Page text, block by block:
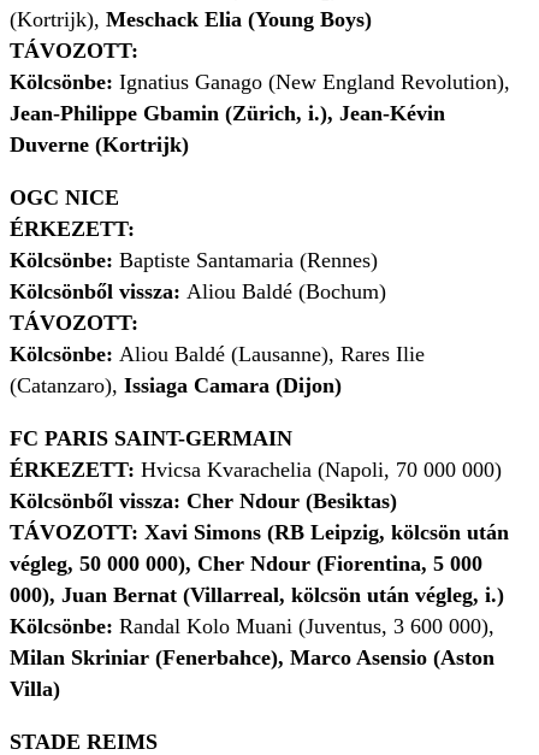
(Kortrijk), Meschack Elia (Young Boys)
TÁVOZOTT:
Kölcsönbe: Ignatius Ganago (New England Revolution),
Jean-Philippe Gbamin (Zürich, i.), Jean-Kévin
Duverne (Kortrijk)
OGC NICE
ÉRKEZETT:
Kölcsönbe: Baptiste Santamaria (Rennes)
Kölcsönből vissza: Aliou Baldé (Bochum)
TÁVOZOTT:
Kölcsönbe: Aliou Baldé (Lausanne), Rares Ilie
(Catanzaro), Issiaga Camara (Dijon)
FC PARIS SAINT-GERMAIN
ÉRKEZETT: Hvicsa Kvarachelia (Napoli, 70 000 000)
Kölcsönből vissza: Cher Ndour (Besiktas)
TÁVOZOTT: Xavi Simons (RB Leipzig, kölcsön után
végleg, 50 000 000), Cher Ndour (Fiorentina, 5 000
000), Juan Bernat (Villarreal, kölcsön után végleg, i.)
Kölcsönbe: Randal Kolo Muani (Juventus, 3 600 000),
Milan Skriniar (Fenerbahce), Marco Asensio (Aston
Villa)
STADE REIMS